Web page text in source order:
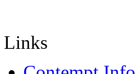
Links